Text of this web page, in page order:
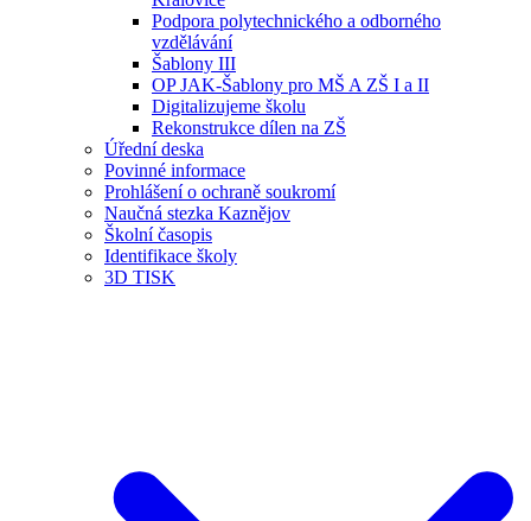
Podpora polytechnického a odborného
vzdělávání
Šablony III
OP JAK-Šablony pro MŠ A ZŠ I a II
Digitalizujeme školu
Rekonstrukce dílen na ZŠ
Úřední deska
Povinné informace
Prohlášení o ochraně soukromí
Naučná stezka Kaznějov
Školní časopis
Identifikace školy
3D TISK